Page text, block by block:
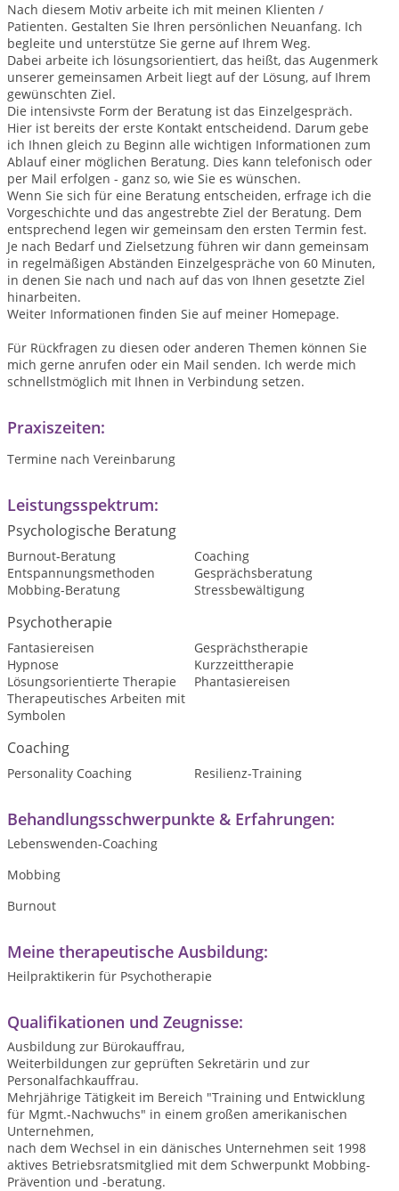
Nach diesem Motiv arbeite ich mit meinen Klienten /
Patienten. Gestalten Sie Ihren persönlichen Neuanfang. Ich
begleite und unterstütze Sie gerne auf Ihrem Weg.
Dabei arbeite ich lösungsorientiert, das heißt, das Augenmerk
unserer gemeinsamen Arbeit liegt auf der Lösung, auf Ihrem
gewünschten Ziel.
Die intensivste Form der Beratung ist das Einzelgespräch.
Hier ist bereits der erste Kontakt entscheidend. Darum gebe
ich Ihnen gleich zu Beginn alle wichtigen Informationen zum
Ablauf einer möglichen Beratung. Dies kann telefonisch oder
per Mail erfolgen - ganz so, wie Sie es wünschen.
Wenn Sie sich für eine Beratung entscheiden, erfrage ich die
Vorgeschichte und das angestrebte Ziel der Beratung. Dem
entsprechend legen wir gemeinsam den ersten Termin fest.
Je nach Bedarf und Zielsetzung führen wir dann gemeinsam
in regelmäßigen Abständen Einzelgespräche von 60 Minuten,
in denen Sie nach und nach auf das von Ihnen gesetzte Ziel
hinarbeiten.
Weiter Informationen finden Sie auf meiner Homepage.
Für Rückfragen zu diesen oder anderen Themen können Sie
mich gerne anrufen oder ein Mail senden. Ich werde mich
schnellstmöglich mit Ihnen in Verbindung setzen.
Praxiszeiten:
Termine nach Vereinbarung
Leistungsspektrum:
Psychologische Beratung
Burnout-Beratung
Coaching
Entspannungsmethoden
Gesprächsberatung
Mobbing-Beratung
Stressbewältigung
Psychotherapie
Fantasiereisen
Gesprächstherapie
Hypnose
Kurzzeittherapie
Lösungsorientierte Therapie
Phantasiereisen
Therapeutisches Arbeiten mit
Symbolen
Coaching
Personality Coaching Resilienz-Training
Behandlungsschwerpunkte & Erfahrungen:
Lebenswenden-Coaching
Mobbing
Burnout
Meine therapeutische Ausbildung:
Heilpraktikerin für Psychotherapie
Qualifikationen und Zeugnisse:
Ausbildung zur Bürokauffrau,
Weiterbildungen zur geprüften Sekretärin und zur
Personalfachkauffrau.
Mehrjährige Tätigkeit im Bereich "Training und Entwicklung
für Mgmt.-Nachwuchs" in einem großen amerikanischen
Unternehmen,
nach dem Wechsel in ein dänisches Unternehmen seit 1998
aktives Betriebsratsmitglied mit dem Schwerpunkt Mobbing-
Prävention und -beratung.